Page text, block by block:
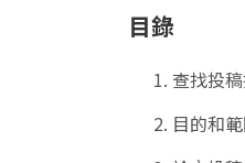
目錄
查找投
目的和